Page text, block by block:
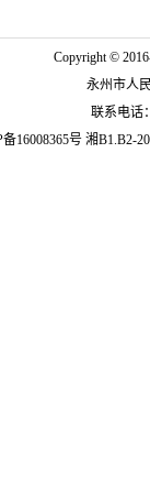
Copyright ©
永州市人
联系电话
16008365号 湘B1.B2-